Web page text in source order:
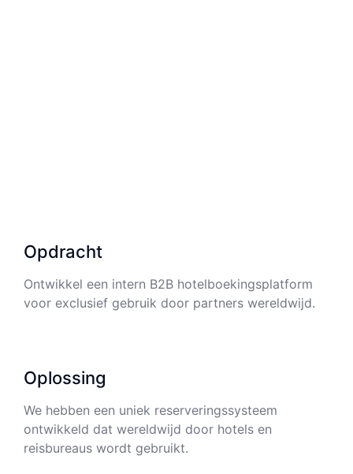
Opdracht
Ontwikkel een intern B2B hotelboekingsplatform
voor exclusief gebruik door partners wereldwijd.
Oplossing
We hebben een uniek reserveringssysteem
ontwikkeld dat wereldwijd door hotels en
reisbureaus wordt gebruikt.